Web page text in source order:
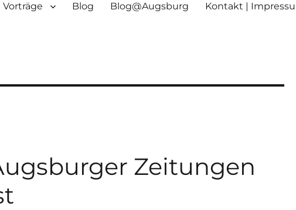
Blog Blog@Augsburg Kontakt |
Zeitungen